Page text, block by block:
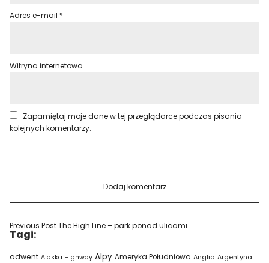
Adres e-mail *
Witryna internetowa
Zapamiętaj moje dane w tej przeglądarce podczas pisania
kolejnych komentarzy.
Previous PostThe High Line – park ponad ulicami
Tagi:
adwent Alaska Highway Alpy Ameryka Południowa Anglia Argentyna